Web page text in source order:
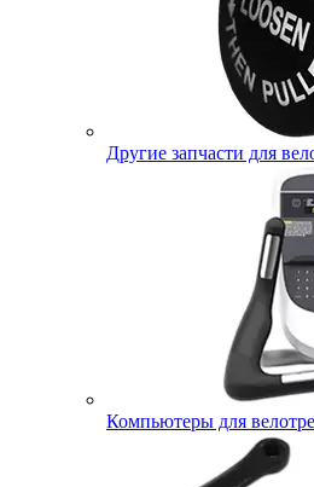
Другие запчасти для
Компьютеры для